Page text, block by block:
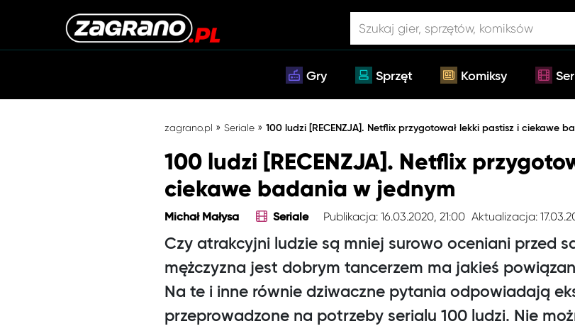
Gry Sprzęt Komiksy
zagrano.pl » Seriale » 100 ludzi [RECENZJA]. Netflix przygotował lekki pastisz i ciekawe
100 ludzi [RECENZJA]. Netflix
ciekawe badania w jednym
Michał Małysa Seriale Publikacja: 16.03.2020, 21:00 Aktualizacja:
Czy atrakcyjni ludzie są mniej surowo oceniani przed
mężczyzna jest dobrym tancerzem ma jakieś
Na te i inne równie dziwaczne pytania odpowiadają
przeprowadzone na potrzeby serialu 100 ludzi. Nie